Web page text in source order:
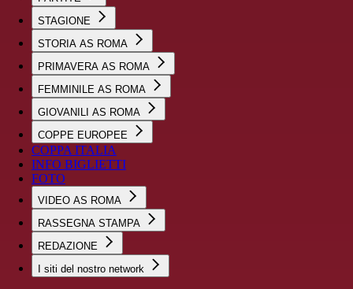
STAGIONE
STORIA AS ROMA
PRIMAVERA AS ROMA
FEMMINILE AS ROMA
GIOVANILI AS ROMA
COPPE EUROPEE
COPPA ITALIA
INFO BIGLIETTI
FOTO
VIDEO AS ROMA
RASSEGNA STAMPA
REDAZIONE
I siti del nostro network